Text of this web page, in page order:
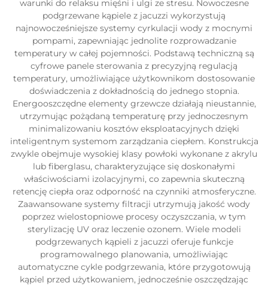
warunki do relaksu mięśni i ulgi ze stresu. Nowoczesne
podgrzewane kąpiele z jacuzzi wykorzystują
najnowocześniejsze systemy cyrkulacji wody z mocnymi
pompami, zapewniając jednolite rozprowadzanie
temperatury w całej pojemności. Podstawą techniczną są
cyfrowe panele sterowania z precyzyjną regulacją
temperatury, umożliwiające użytkownikom dostosowanie
doświadczenia z dokładnością do jednego stopnia.
Energooszczędne elementy grzewcze działają nieustannie,
utrzymując pożądaną temperaturę przy jednoczesnym
minimalizowaniu kosztów eksploatacyjnych dzięki
inteligentnym systemom zarządzania ciepłem. Konstrukcja
zwykle obejmuje wysokiej klasy powłoki wykonane z akrylu
lub fiberglasu, charakteryzujące się doskonałymi
właściwościami izolacyjnymi, co zapewnia skuteczną
retencję ciepła oraz odporność na czynniki atmosferyczne.
Zaawansowane systemy filtracji utrzymują jakość wody
poprzez wielostopniowe procesy oczyszczania, w tym
sterylizację UV oraz leczenie ozonem. Wiele modeli
podgrzewanych kąpieli z jacuzzi oferuje funkcje
programowalnego planowania, umożliwiając
automatyczne cykle podgrzewania, które przygotowują
kąpiel przed użytkowaniem, jednocześnie oszczędzając